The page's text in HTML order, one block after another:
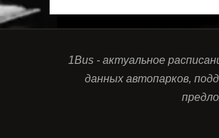
1Bus - актуальное
данных автопарков,